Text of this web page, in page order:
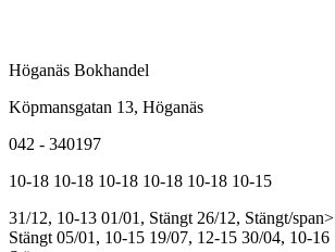
Höganäs Bokhandel
Köpmansgatan 13, Höganäs
042 - 340197
10-18 10-18 10-18 10-18 10-18 10-15
31/12, 10-13 01/01, Stängt 26/12, Stängt/span>
Stängt 05/01, 10-15 19/07, 12-15 30/04, 10-16